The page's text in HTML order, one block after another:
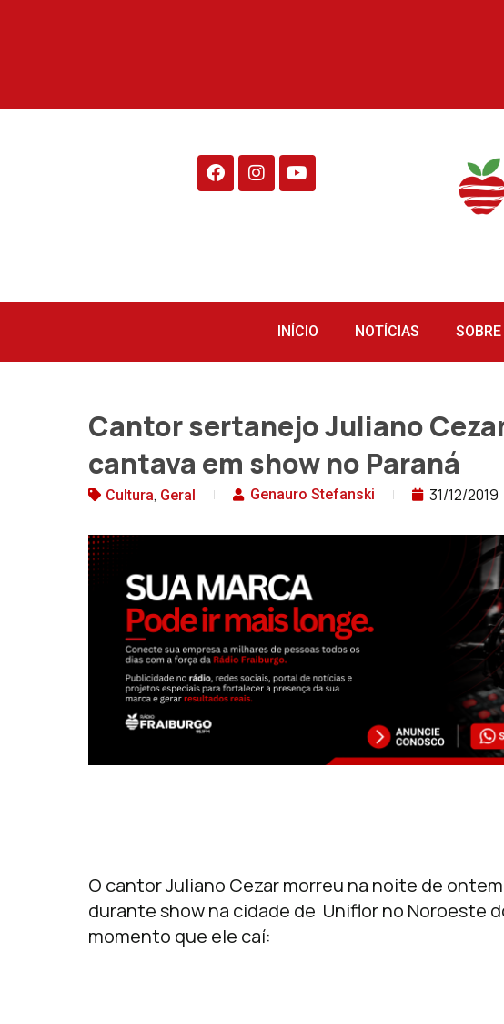
INÍCIO NOTÍCIAS
Cantor sertanejo Juliano
cantava em show no Paraná
Cultura, Geral Genauro Stefanski 31/12/2019
O cantor Juliano Cezar morreu na noite de
durante show na cidade de Uniflor no Noroeste
momento que ele caí: